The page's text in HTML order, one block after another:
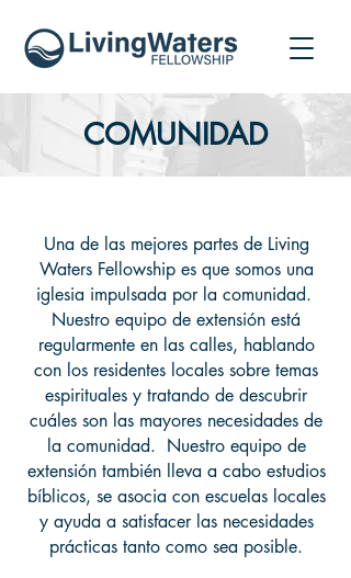
COMUNIDAD
Una de las mejores partes de Living
Waters Fellowship es que somos una
iglesia impulsada por la comunidad.
Nuestro equipo de extensión está
regularmente en las calles, hablando
con los residentes locales sobre temas
espirituales y tratando de descubrir
cuáles son las mayores necesidades de
la comunidad. Nuestro equipo de
extensión también lleva a cabo estudios
bíblicos, se asocia con escuelas locales
y ayuda a satisfacer las necesidades
prácticas tanto como sea posible.